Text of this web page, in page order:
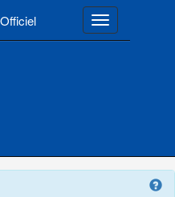
Toggle